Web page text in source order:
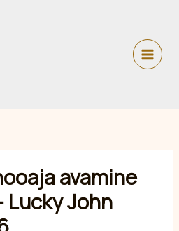
avamine
Lucky John